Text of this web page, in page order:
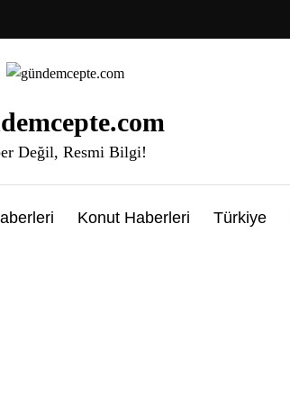
Değil, Resmi Bilgi!
Konut Haberleri Türkiye